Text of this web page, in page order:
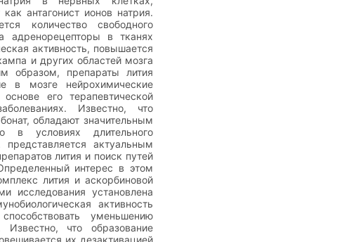
антагонист ионов натрия.
количество свободного
адренорецепторы в тканях
активность, повышается
и других областей мозга
образом, препараты лития
в мозге нейрохимические
его терапевтической
Известно, что
обладают значительным
в условиях длительного
актуальным
лития и поиск путей
интерес в этом
лития и аскорбиновой
исследования установлена
активность
уменьшению
что образование
их дезактивацией